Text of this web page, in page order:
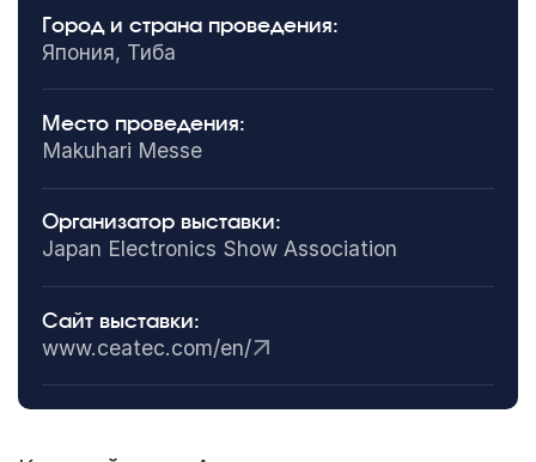
Город и страна проведения:
Япония, Тиба
Место проведения:
Makuhari Messe
Организатор выставки:
Japan Electronics Show Association
Сайт выставки:
www.ceatec.com/en/